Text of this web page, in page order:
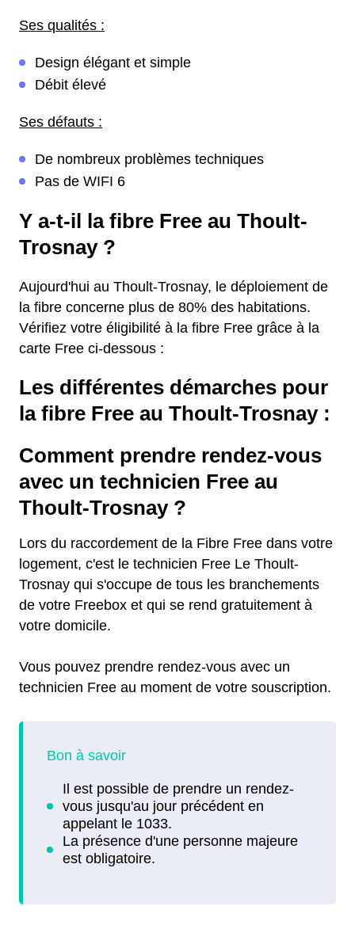
Ses qualités :
Design élégant et simple
Débit élevé
Ses défauts :
De nombreux problèmes techniques
Pas de WIFI 6
Y a-t-il la fibre Free au Thoult-
Trosnay ?
Aujourd'hui au Thoult-Trosnay, le déploiement de
la fibre concerne plus de 80% des habitations.
Vérifiez votre éligibilité à la fibre Free grâce à la
carte Free ci-dessous :
Les différentes démarches pour
la fibre Free au Thoult-Trosnay :
Comment prendre rendez-vous
avec un technicien Free au
Thoult-Trosnay ?
Lors du raccordement de la Fibre Free dans votre
logement, c'est le technicien Free Le Thoult-
Trosnay qui s'occupe de tous les branchements
de votre Freebox et qui se rend gratuitement à
votre domicile.
Vous pouvez prendre rendez-vous avec un
technicien Free au moment de votre souscription.